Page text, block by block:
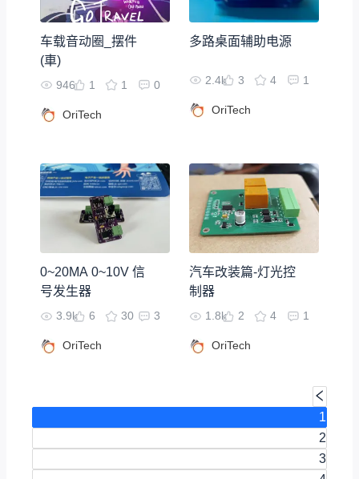
车载音动圈_摆件
(車)
946 1 1 0
OriTech
多路桌面辅助电源
2.4k 3 4 1
OriTech
0~20MA 0~10V 信
号发生器
3.9k 6 30 3
OriTech
汽车改装篇-灯光控
制器
1.8k 2 4 1
OriTech
1
2
3